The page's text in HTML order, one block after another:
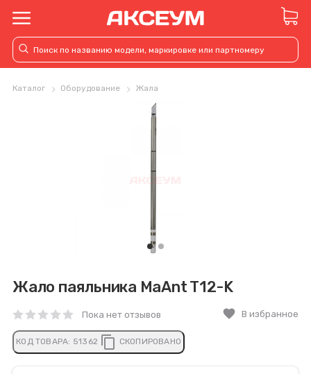
Каталог Оборудование Жала
Жало паяльника MaAnt T12-K
Пока нет отзывов favorite В избранное
КОД ТОВАРА: 51362 content_copy СКОПИРОВАНО